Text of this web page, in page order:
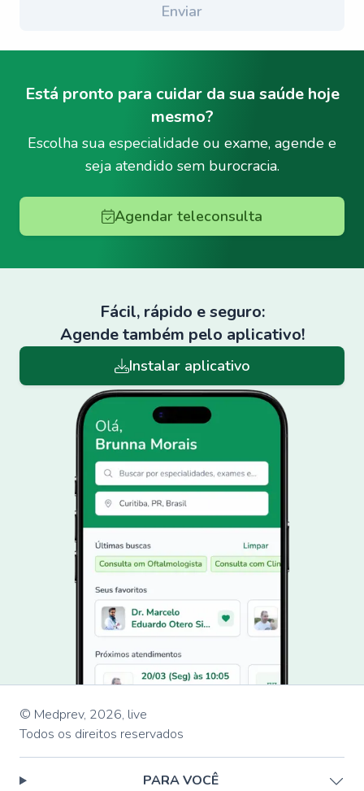
Enviar
Está pronto para cuidar da sua saúde hoje
mesmo?
Escolha sua especialidade ou exame, agende e
seja atendido sem burocracia.
Agendar teleconsulta
Fácil, rápido e seguro:
Agende também pelo aplicativo!
Instalar aplicativo
© Medprev, 2026, live
Todos os direitos reservados
PARA VOCÊ